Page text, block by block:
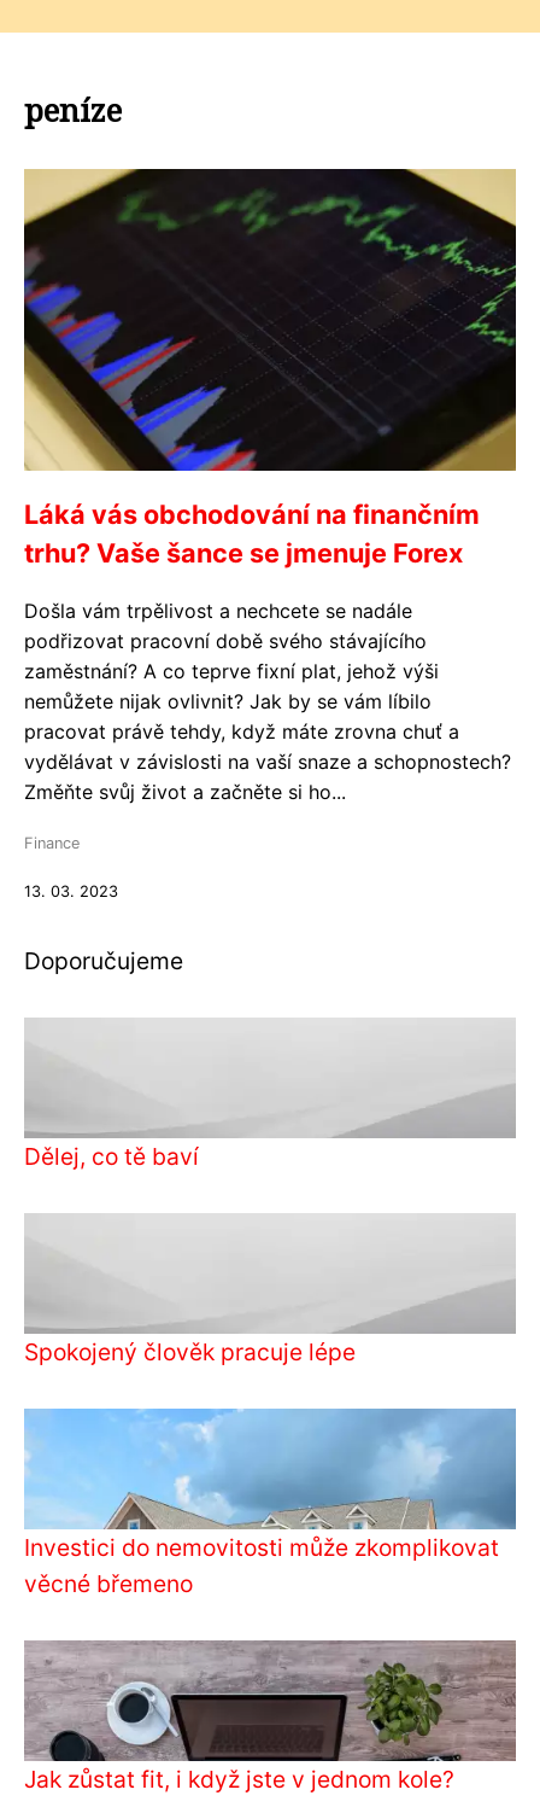
peníze
Láká vás obchodování na finančním
trhu? Vaše šance se jmenuje Forex
Došla vám trpělivost a nechcete se nadále
podřizovat pracovní době svého stávajícího
zaměstnání? A co teprve fixní plat, jehož výši
nemůžete nijak ovlivnit? Jak by se vám líbilo
pracovat právě tehdy, když máte zrovna chuť a
vydělávat v závislosti na vaší snaze a schopnostech?
Změňte svůj život a začněte si ho...
Finance
13. 03. 2023
Doporučujeme
Dělej, co tě baví
Spokojený člověk pracuje lépe
Investici do nemovitosti může zkomplikovat
věcné břemeno
Jak zůstat fit, i když jste v jednom kole?